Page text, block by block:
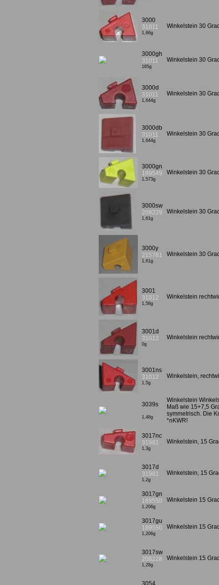
3000
31011
1,66g
Winkelstein 30
3000gh
31011
165g
Winkelstein 30
3000d
31011
1,644g
Winkelstein 30
3000db
31011
1,644g
Winkelstein 30
3000gn
189549
1,573g
Winkelstein 30
3000sw
208229
1,61g
Winkelstein 30
3000y
215781
1,61g
Winkelstein 30
3001
31012
1,58g
Winkelstein
3001d
31012
0g
Winkelstein
3001ns
31012
1,5g
Winkelstein,
3039s
1,48g
Winkelstein
Maß wie 15+7,5
symmetrisch. Die
*nKWR!
3017nc
31981
1,3g
Winkelstein, 15
3017d
31981
1,2g
Winkelstein, 15
3017gn
189550
1,206g
Winkelstein 15
3017gu
189550
1,206g
Winkelstein 15
3017sw
208228
1,28g
Winkelstein 15